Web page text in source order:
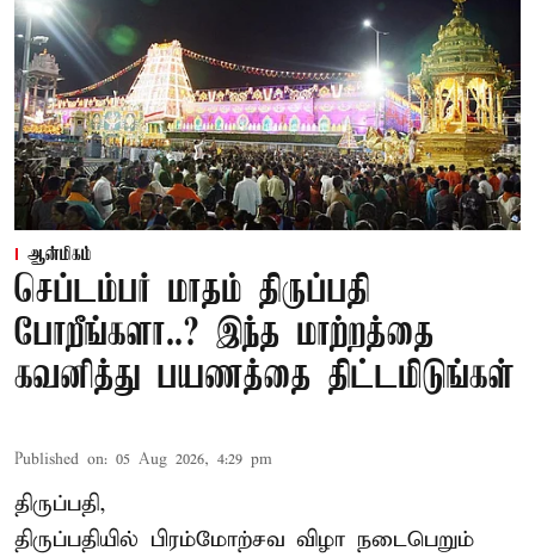
ஆன்மிகம்
செப்டம்பர் மாதம் திருப்பதி
போறீங்களா..? இந்த மாற்றத்தை
கவனித்து பயணத்தை திட்டமிடுங்கள்
Published on: 05 Aug 2026, 4:29 pm
திருப்பதி,
திருப்பதியில் பிரம்மோற்சவ விழா நடைபெறும்